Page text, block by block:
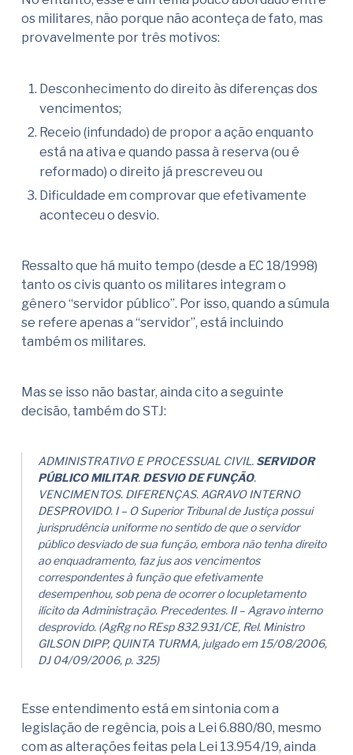
os militares, não porque não aconteça de fato, mas
provavelmente por três motivos:
Desconhecimento do direito às diferenças dos
vencimentos;
Receio (infundado) de propor a ação enquanto
está na ativa e quando passa à reserva (ou é
reformado) o direito já prescreveu ou
Dificuldade em comprovar que efetivamente
aconteceu o desvio.
Ressalto que há muito tempo (desde a EC 18/1998)
tanto os civis quanto os militares integram o
gênero “servidor público”. Por isso, quando a súmula
se refere apenas a “servidor”, está incluindo
também os militares.
Mas se isso não bastar, ainda cito a seguinte
decisão, também do STJ:
ADMINISTRATIVO E PROCESSUAL CIVIL. SERVIDOR
PÚBLICOMILITAR. DESVIO DE FUNÇÃO.
VENCIMENTOS. DIFERENÇAS. AGRAVO INTERNO
DESPROVIDO. I – O Superior Tribunal de Justiça possui
jurisprudência uniforme no sentido de que o servidor
público desviado de sua função, embora não tenha direito
ao enquadramento, faz jus aos vencimentos
correspondentes à função que efetivamente
desempenhou, sob pena de ocorrer o locupletamento
ilícito da Administração. Precedentes. II – Agravo interno
desprovido. (AgRg no REsp 832.931/CE, Rel. Ministro
GILSON DIPP, QUINTA TURMA, julgado em 15/08/2006,
DJ 04/09/2006, p. 325)
Esse entendimento está em sintonia com a
legislação de regência, pois a Lei 6.880/80, mesmo
com as alterações feitas pela Lei 13.954/19, ainda